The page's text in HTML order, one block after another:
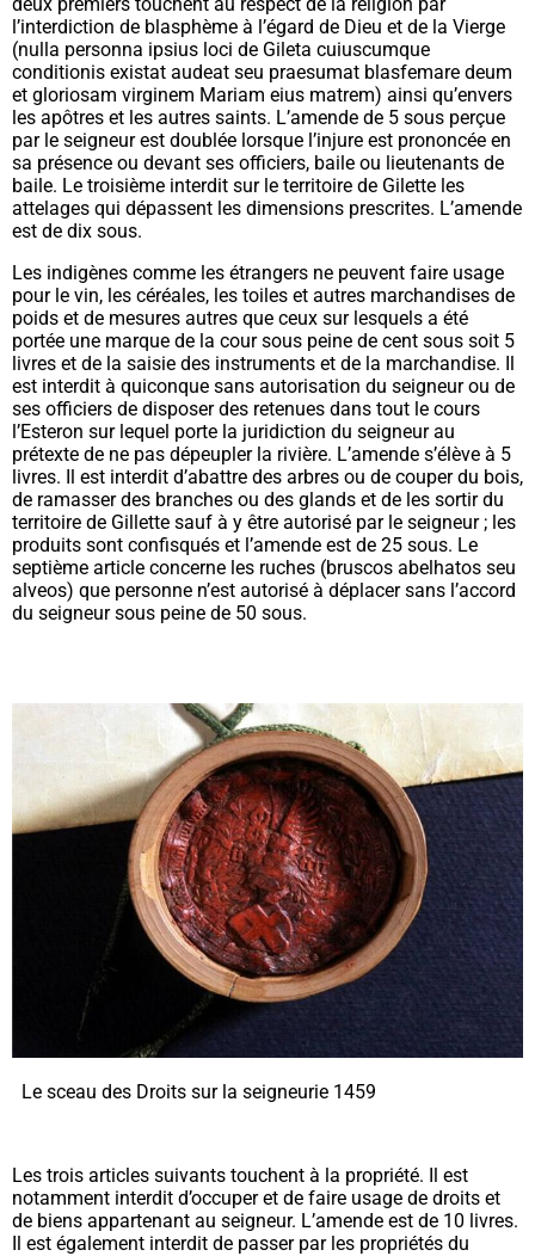
deux premiers touchent au respect de la religion par
l’interdiction de blasphème à l’égard de Dieu et de la Vierge
(nulla personna ipsius loci de Gileta cuiuscumque
conditionis existat audeat seu praesumat blasfemare deum
et gloriosam virginem Mariam eius matrem) ainsi qu’envers
les apôtres et les autres saints. L’amende de 5 sous perçue
par le seigneur est doublée lorsque l’injure est prononcée en
sa présence ou devant ses officiers, baile ou lieutenants de
baile. Le troisième interdit sur le territoire de Gilette les
attelages qui dépassent les dimensions prescrites. L’amende
est de dix sous.
Les indigènes comme les étrangers ne peuvent faire usage
pour le vin, les céréales, les toiles et autres marchandises de
poids et de mesures autres que ceux sur lesquels a été
portée une marque de la cour sous peine de cent sous soit 5
livres et de la saisie des instruments et de la marchandise. Il
est interdit à quiconque sans autorisation du seigneur ou de
ses officiers de disposer des retenues dans tout le cours
l’Esteron sur lequel porte la juridiction du seigneur au
prétexte de ne pas dépeupler la rivière. L’amende s’élève à 5
livres. Il est interdit d’abattre des arbres ou de couper du bois,
de ramasser des branches ou des glands et de les sortir du
territoire de Gillette sauf à y être autorisé par le seigneur ; les
produits sont confisqués et l’amende est de 25 sous. Le
septième article concerne les ruches (bruscos abelhatos seu
alveos) que personne n’est autorisé à déplacer sans l’accord
du seigneur sous peine de 50 sous.
Le sceau des Droits sur la seigneurie 1459
Les trois articles suivants touchent à la propriété. Il est
notamment interdit d’occuper et de faire usage de droits et
de biens appartenant au seigneur. L’amende est de 10 livres.
Il est également interdit de passer par les propriétés du